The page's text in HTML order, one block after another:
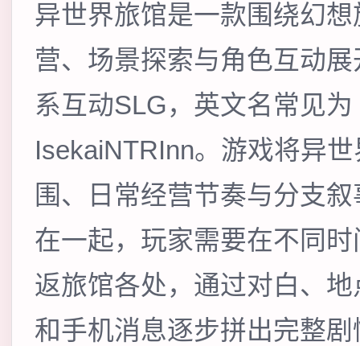
异世界旅馆是一款围绕幻
营、场景探索与角色互动
系互动SLG，英文名常见为
IsekaiNTRInn。游戏将异
围、日常经营节奏与分支
在一起，玩家需要在不同
返旅馆各处，通过对白、
和手机消息逐步拼出完整剧